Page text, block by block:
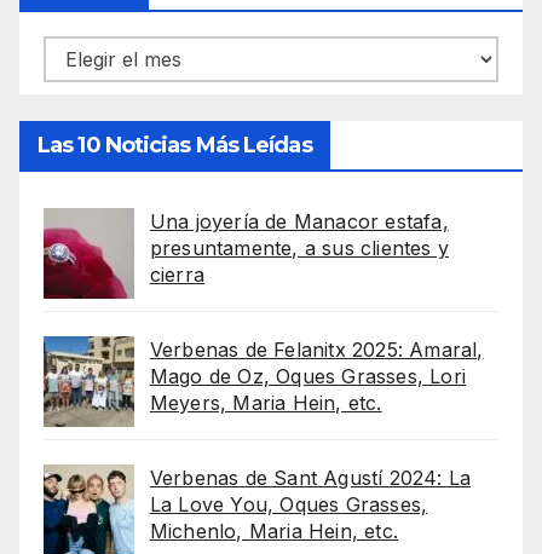
Archivos
Las 10 Noticias Más Leídas
Una joyería de Manacor estafa,
presuntamente, a sus clientes y
cierra
Verbenas de Felanitx 2025: Amaral,
Mago de Oz, Oques Grasses, Lori
Meyers, Maria Hein, etc.
Verbenas de Sant Agustí 2024: La
La Love You, Oques Grasses,
Michenlo, Maria Hein, etc.